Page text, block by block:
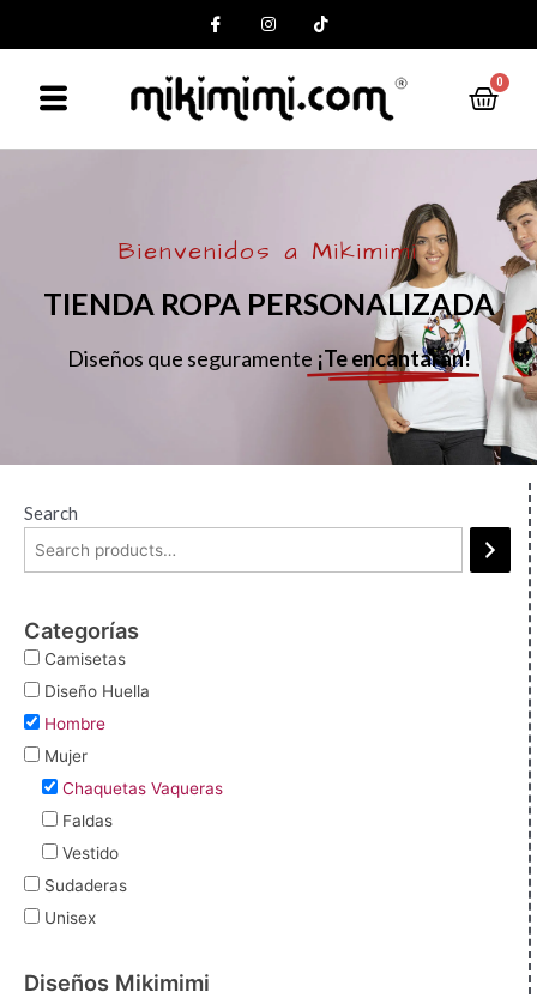
0
Bienvenidos a Mikimimi
TIENDA ROPA PERSONALIZADA
Diseños que seguramente ¡Te encantarán!
Search
Categorías
Camisetas
Diseño Huella
Hombre
Mujer
Chaquetas Vaqueras
Faldas
Vestido
Sudaderas
Unisex
Diseños Mikimimi